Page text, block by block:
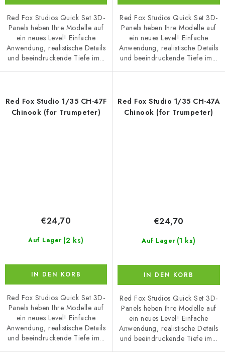
Red Fox Studios Quick Set 3D-
Panels heben Ihre Modelle auf
ein neues Level! Einfache
Anwendung, realistische Details
und beeindruckende Tiefe im...
Red Fox Studios Quick Set 3D-
Panels heben Ihre Modelle auf
ein neues Level! Einfache
Anwendung, realistische Details
und beeindruckende Tiefe im...
Red Fox Studio 1/35 CH-47F
Chinook (for Trumpeter)
Auf Lager (2 ks)
€24,70
IN DEN KORB
Red Fox Studios Quick Set 3D-
Panels heben Ihre Modelle auf
ein neues Level! Einfache
Anwendung, realistische Details
und beeindruckende Tiefe im...
Red Fox Studio 1/35 CH-47A
Chinook (for Trumpeter)
Auf Lager (1 ks)
€24,70
IN DEN KORB
Red Fox Studios Quick Set 3D-
Panels heben Ihre Modelle auf
ein neues Level! Einfache
Anwendung, realistische Details
und beeindruckende Tiefe im...